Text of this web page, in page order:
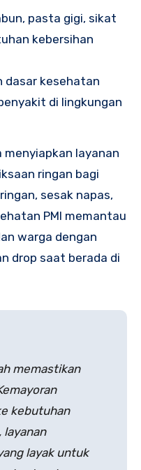
pasta gigi, sikat
kebersihan
dasar kesehatan
di lingkungan
menyiapkan layanan
ringan bagi
sesak napas,
PMI memantau
warga dengan
drop saat berada di
memastikan
kebutuhan
layanan
layak untuk